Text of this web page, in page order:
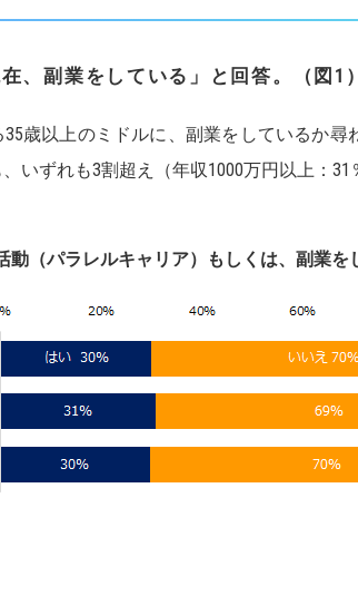
、副業をしている」と回答。（図 1 ）
歳以上のミドルに、副業をしているか尋
いずれも3割超え（年収1000万円以上：
動（パラレルキャリア）もしくは、副業を